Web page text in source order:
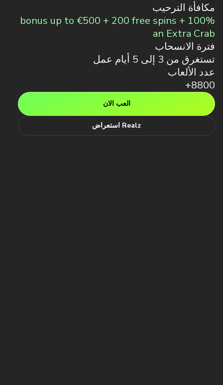
مكافأة الترحيب
100% bonus up to €500 + 200 free spins +
an Extra Crab
فترة الانسحاب
تستغرق من 3 إلى 5 أيام عمل
عدد الألعاب
8800+
العب الان
Realz استعراض